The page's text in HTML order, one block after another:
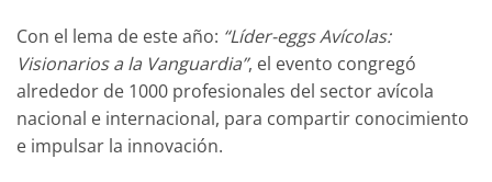
Con el lema de este año: “Líder-eggs Avícolas:
Visionarios a la Vanguardia”, el evento congregó
alrededor de 1000 profesionales del sector avícola
nacional e internacional, para compartir conocimiento
e impulsar la innovación.